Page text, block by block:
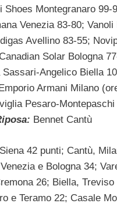
Shoes Montegranaro 99-
Venezia 83-80; Vanoli
Avellino 83-55;
Solar Bologna
Sassari-Angelico Biella
Armani Milano
Pesaro-Montepaschi
Bennet Cantù
42 punti; Cantù,
e Bologna 34;
26; Biella, Treviso
e Teramo 22; Casale